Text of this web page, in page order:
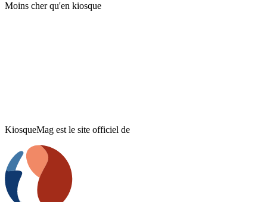
Moins cher qu'en kiosque
KiosqueMag est le site officiel de